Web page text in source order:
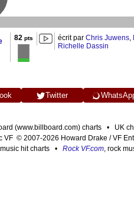
82 pts écrit par Chris Juwens,
Richelle Dassin
Twitter
(www.billboard.com) charts • UK
VF © 2007-2026 Howard Drake / VF
hit charts • Rock VF.com, rock